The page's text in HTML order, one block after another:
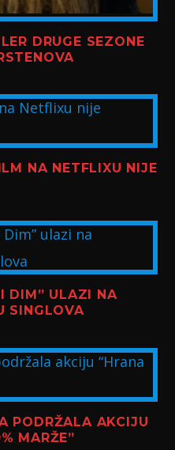
DRUGE SEZONE
NA NETFLIXU NIJE
DIM” ULAZI NA
SINGLOVA
PODRŽALA AKCIJU
MARŽE”